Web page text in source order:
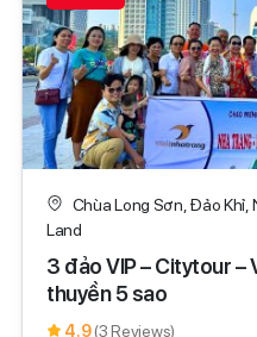
Chùa Long Sơn, Đảo Khỉ,
Land
3 đảo VIP – Citytour –
thuyền 5 sao
4.9(3 Reviews)